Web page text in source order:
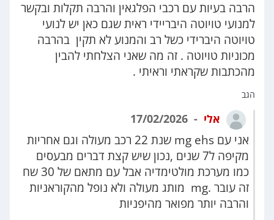
הרבה בעיות עם רכבי הפלגאין והרבה תקלות ובקשר
למנועי טויוטה היבריידי ראית שגם כאן יש לנועי
טויוטה היברידי כשל רב והמנוע לא תקין בהרבה
מכוניות טויוטה . זה מה שאני הצלחתי להבין
מהכתבות שקראתי וראיתי .
הגב
אלי
אני עם mg ehs שנת 22 רכב מעולה וגם אחריות
מקיפה ל7 שנים ,נכון שיש קצת דברים מבעסים
כמו מערכת מולטימדיה אבל עם מתאם של 30 שח
זה עובר .mg מותג מעולה ולא נופל מהקוראניות
והרבה יותר מפואר מהיפניות